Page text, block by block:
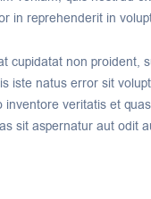
in reprehenderit in
cupidatat non proident,
iste natus error sit
inventore veritatis et
sit aspernatur aut odit